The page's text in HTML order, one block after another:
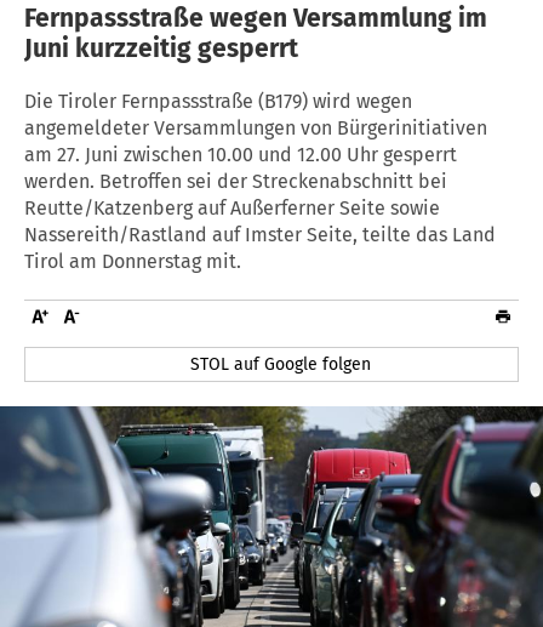
Fernpassstraße wegen Versammlung im
Juni kurzzeitig gesperrt
Die Tiroler Fernpassstraße (B179) wird wegen
angemeldeter Versammlungen von Bürgerinitiativen
am 27. Juni zwischen 10.00 und 12.00 Uhr gesperrt
werden. Betroffen sei der Streckenabschnitt bei
Reutte/Katzenberg auf Außerferner Seite sowie
Nassereith/Rastland auf Imster Seite, teilte das Land
Tirol am Donnerstag mit.
STOL auf Google folgen